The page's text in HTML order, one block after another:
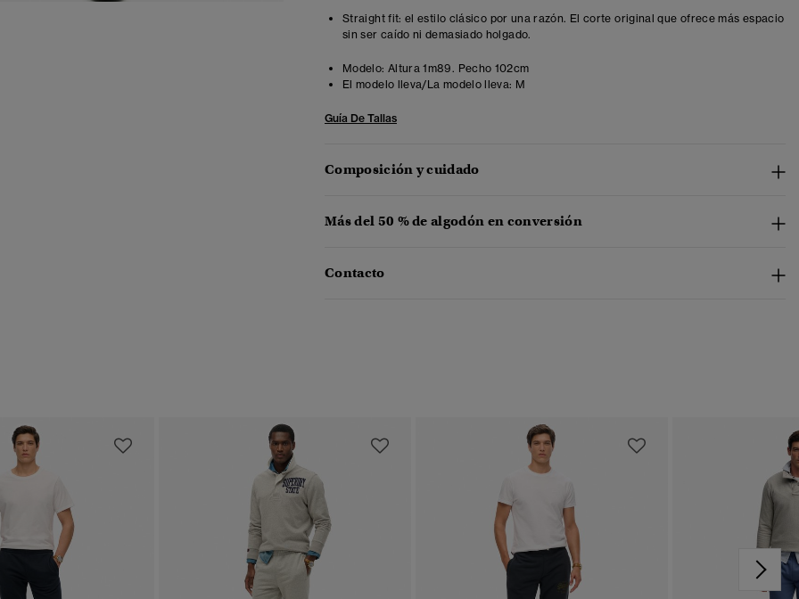
Straight fit: el estilo clásico por una razón. El corte original que ofrece más espacio
sin ser caído ni demasiado holgado.
Modelo: Altura 1m89. Pecho 102cm
El modelo lleva/La modelo lleva: M
Guía De Tallas
Composición y cuidado
Más del 50 % de algodón en conversión
Contacto